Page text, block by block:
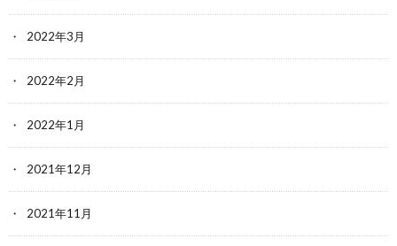
2022年3月
2022年2月
2022年1月
2021年12月
2021年11月